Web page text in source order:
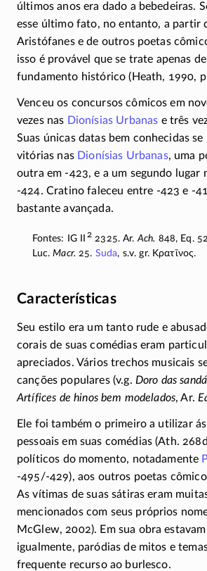
últimos anos era dado a bebedeiras.
esse último fato, no entanto, a partir
Aristófanes e de outros poetas
isso é provável que se trate apenas
fundamento histórico (Heath, 1990,
Venceu os concursos cômicos em
vezes nas Dionísias Urbanas e três
Suas únicas datas bem conhecidas
vitórias nas Dionísias Urbanas, uma
outra em -423, e a um segundo lugar
-424. Cratino faleceu entre -423 e -
bastante avançada.
Fontes: IG II 2 2325. Ar.Ach. 848, Eq.
Luc.Macr. 25. Suda, s.v. gr. Κρατῖνος.
Características
Seu estilo era um tanto rude e
corais de suas comédias eram
apreciados. Vários trechos musicais
canções populares (v.g. Doro das
Artífices de hinos bem modelados, Ar.
Ele foi também o primeiro a utilizar
pessoais em suas comédias (Ath.
políticos do momento, notadamente
-495/-429), aos outros poetas
As vítimas de suas sátiras eram
mencionados com seus próprios
McGlew, 2002). Em sua obra
igualmente, paródias de mitos e
frequente recurso ao burlesco.